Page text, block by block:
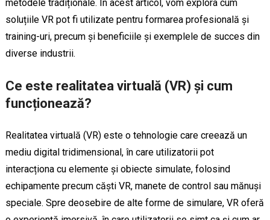
metodele tradiționale. În acest articol, vom explora cum
soluțiile VR pot fi utilizate pentru formarea profesională și
training-uri, precum și beneficiile și exemplele de succes din
diverse industrii.
Ce este realitatea virtuală (VR) și cum
funcționează?
Realitatea virtuală (VR) este o tehnologie care creează un
mediu digital tridimensional, în care utilizatorii pot
interacționa cu elemente și obiecte simulate, folosind
echipamente precum căști VR, manete de control sau mănuși
speciale. Spre deosebire de alte forme de simulare, VR oferă